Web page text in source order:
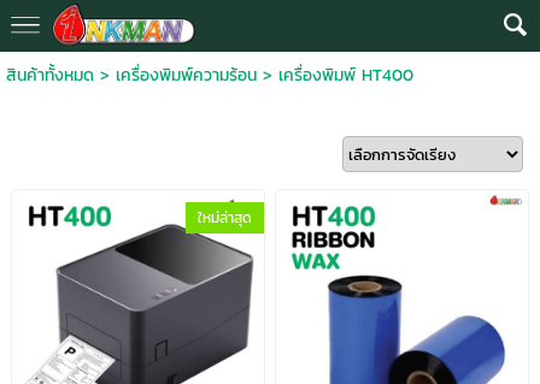
สินค้าทั้งหมด> เครื่องพิมพ์ความร้อน> เครื่องพิมพ์ HT400
ใหม่ล่าสุด